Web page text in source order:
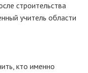
строительства
учитель области
кто именно